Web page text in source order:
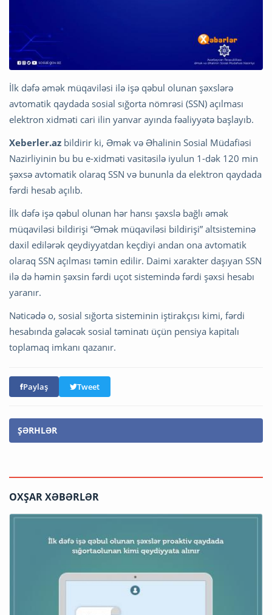
İlk dəfə əmək müqaviləsi ilə işə qəbul olunan şəxslərə
avtomatik qaydada sosial sığorta nömrəsi (SSN) açılması
elektron xidməti cari ilin yanvar ayında fəaliyyətə başlayıb.
Xeberler.az bildirir ki, Əmək və Əhalinin Sosial Müdafiəsi
Nazirliyinin bu bu e-xidməti vasitəsilə iyulun 1-dək 120 min
şəxsə avtomatik olaraq SSN və bununla da elektron qaydada
fərdi hesab açılıb.
İlk dəfə işə qəbul olunan hər hansı şəxslə bağlı əmək
müqaviləsi bildirişi “Əmək müqaviləsi bildirişi” altsisteminə
daxil edilərək qeydiyyatdan keçdiyi andan ona avtomatik
olaraq SSN açılması təmin edilir. Daimi xarakter daşıyan SSN
ilə də həmin şəxsin fərdi uçot sistemində fərdi şəxsi hesabı
yaranır.
Nəticədə o, sosial sığorta sisteminin iştirakçısı kimi, fərdi
hesabında gələcək sosial təminatı üçün pensiya kapitalı
toplamaq imkanı qazanır.
Paylaş Tweet
ŞƏRHLƏR
OXŞAR XƏBƏRLƏR